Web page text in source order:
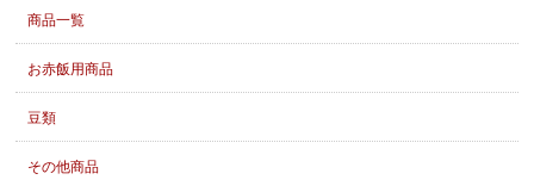
商品一覧
お赤飯用商品
豆類
その他商品